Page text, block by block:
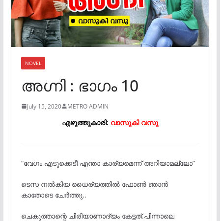
NOVEL
അഗ്നി : ഭാഗം 10
July 15, 2020 METRO ADMIN
എഴുത്തുകാരി: വാസുകി വസു
“വേഗം എടുക്കെടീ എന്താ കാര്യമെന്ന് അറിയാമല്ലോ”
ടെസ നൽകിയ ധൈര്യത്തിൽ ഫോൺ ഞാൻ
കാതോടെ ചേർത്തു..
ചെകുത്താന്റെ ചിരിയാണാദ്യം കേട്ടത്.പിന്നാലെ